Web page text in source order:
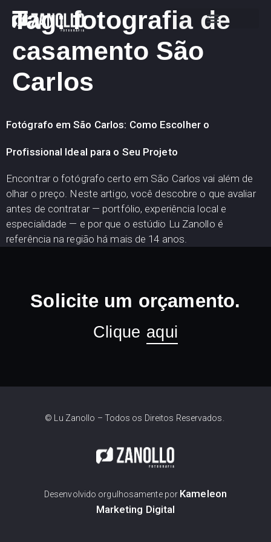
Tag:fotografia de
casamento São
Carlos
Fotógrafo em São Carlos: Como Escolher o
Profissional Ideal para o Seu Projeto
Encontrar o fotógrafo certo em São Carlos vai além de
olhar o preço. Neste artigo, você descobre o que avaliar
antes de contratar — portfólio, experiência local e
especialidade — e por que o estúdio Lu Zanollo é
referência na região há mais de 14 anos.
Solicite um orçamento.
Clique aqui
© Lu Zanollo – Todos os Direitos Reservados.
Desenvolvido orgulhosamente por Kameleon
Marketing Digital